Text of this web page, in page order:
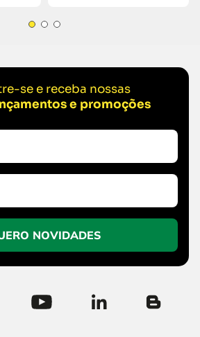
se e receba nossas
e promoções
NOVIDADES